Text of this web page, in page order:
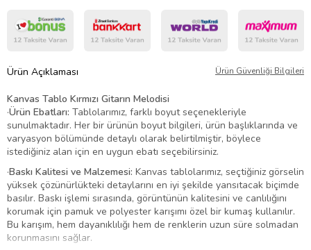
Ürün Açıklaması Ürün Güvenliği Bilgileri
Kanvas Tablo Kırmızı Gitarın Melodisi
·Ürün Ebatları: Tablolarımız, farklı boyut seçenekleriyle
sunulmaktadır. Her bir ürünün boyut bilgileri, ürün başlıklarında ve
varyasyon bölümünde detaylı olarak belirtilmiştir, böylece
istediğiniz alan için en uygun ebatı seçebilirsiniz.
·Baskı Kalitesi ve Malzemesi: Kanvas tablolarımız, seçtiğiniz görselin
yüksek çözünürlükteki detaylarını en iyi şekilde yansıtacak biçimde
basılır. Baskı işlemi sırasında, görüntünün kalitesini ve canlılığını
korumak için pamuk ve polyester karışımı özel bir kumaş kullanılır.
Bu karışım, hem dayanıklılığı hem de renklerin uzun süre solmadan
korunmasını sağlar.